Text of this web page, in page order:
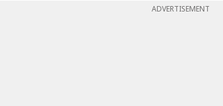
ADVERTISEMENT